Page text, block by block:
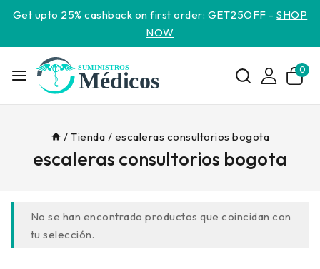
Get upto 25% cashback on first order: GET25OFF -SHOP
NOW
0
/ Tienda / escaleras consultorios bogota
escaleras consultorios bogota
No se han encontrado productos que coincidan con
tu selección.